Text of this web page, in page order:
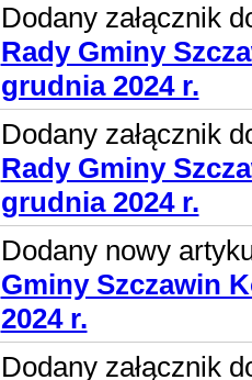
Dodany załącznik
Rady Gminy
grudnia 2024 r.
Dodany załącznik
Rady Gminy
grudnia 2024 r.
Dodany nowy
Gminy Szczawin
2024 r.
Dodany załącznik